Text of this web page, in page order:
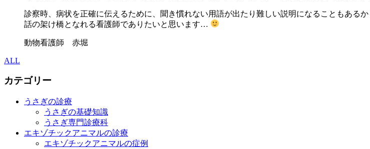
診察時、病状を正確に伝えるために、聞き慣れない用語が出たり難しい説明になることもある
話の架け橋となれる看護師でありたいと思います…
動物看護師 赤堀
ALL
カテゴリー
うさぎの診療
うさぎの基礎知識
うさぎ専門診療科
エキゾチックアニマルの診療
エキゾチックアニマルの症例